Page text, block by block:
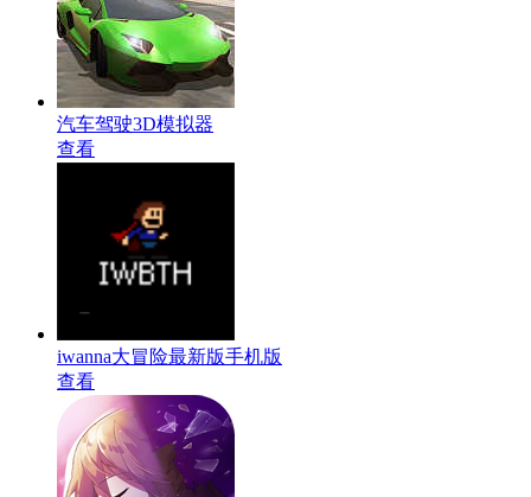
汽车驾驶3D模拟器
查看
iwanna大冒险最新版手机版
查看